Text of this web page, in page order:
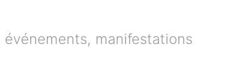
manifestations